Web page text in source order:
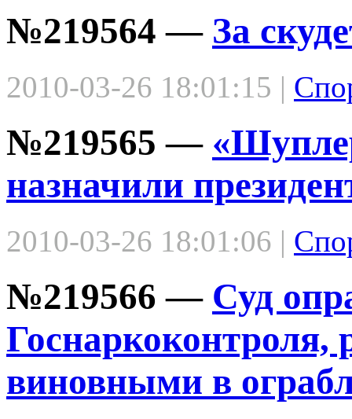
№219564 — За
2010-03-26 18:01:15 |
№219565 —
назначили
2010-03-26 18:01:06 |
№219566 — Суд
Госнаркоконтроля,
виновными в